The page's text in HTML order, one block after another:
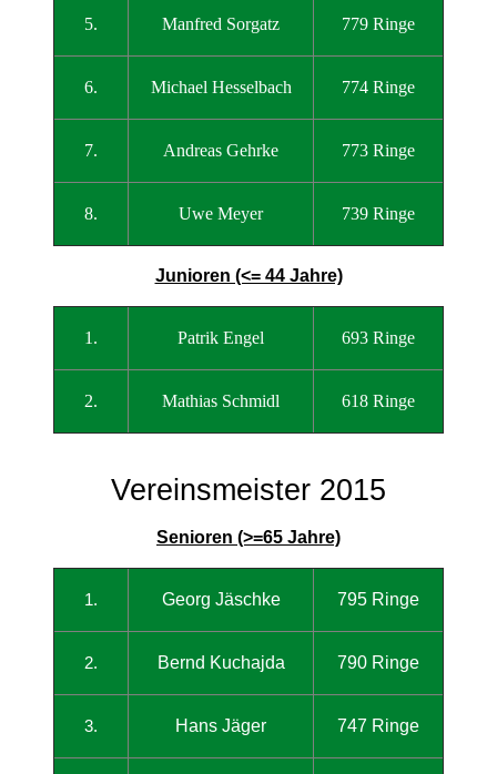
5. Manfred Sorgatz 779 Ringe
6. Michael Hesselbach 774 Ringe
7. Andreas Gehrke 773 Ringe
8. Uwe Meyer 739 Ringe
Junioren (<= 44 Jahre)
1. Patrik Engel 693 Ringe
2. Mathias Schmidl 618 Ringe
Vereinsmeister 2015
Senioren (>=65 Jahre)
1. Georg Jäschke 795 Ringe
2. Bernd Kuchajda 790 Ringe
3. Hans Jäger 747 Ringe